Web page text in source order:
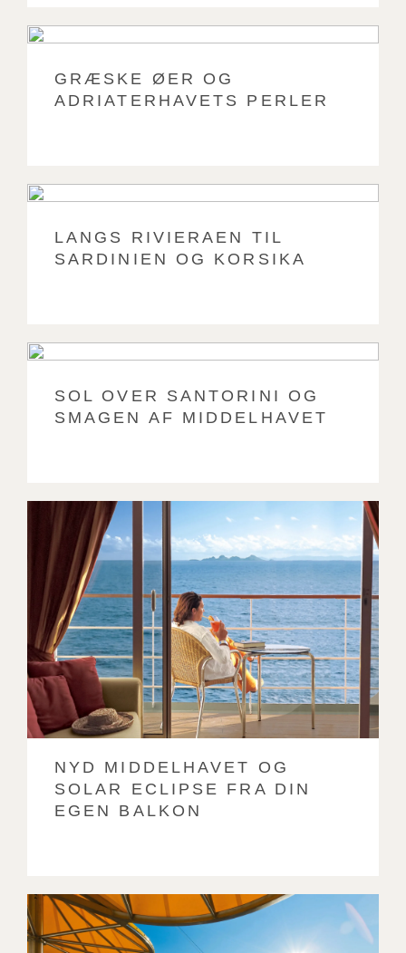
GRÆSKE ØER OG
ADRIATERHAVETS PERLER
LANGS RIVIERAEN TIL
SARDINIEN OG KORSIKA
SOL OVER SANTORINI OG
SMAGEN AF MIDDELHAVET
NYD MIDDELHAVET OG
SOLAR ECLIPSE FRA DIN
EGEN BALKON